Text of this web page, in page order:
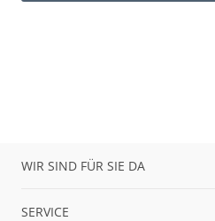
WIR SIND FÜR SIE DA
SERVICE